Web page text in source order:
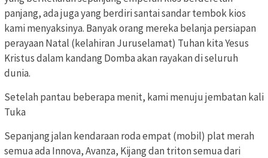
panjang, ada juga yang berdiri santai sandar tembok kios
kami menyaksinya. Banyak orang mereka belanja persiapan
perayaan Natal (kelahiran Juruselamat) Tuhan kita Yesus
Kristus dalam kandang Domba akan rayakan di seluruh
dunia.
Setelah pantau beberapa menit, kami menuju jembatan kali
Tuka
Sepanjang jalan kendaraan roda empat (mobil) plat merah
semua ada Innova, Avanza, Kijang dan triton semua dari